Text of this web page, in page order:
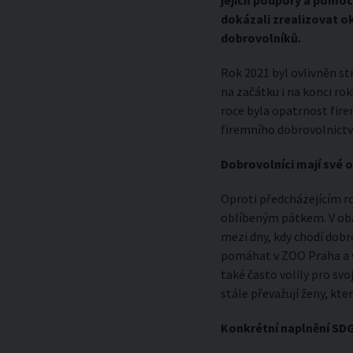
dokázali zrealizovat
dobrovolníků.
Rok 2021 byl ovlivněn
na začátku i na konci
roce byla opatrnost
firemního
Dobrovolníci mají své
Oproti předcházejícím
oblíbeným pátkem. V
mezi dny, kdy chodí
pomáhat v ZOO Praha
také často volily pro
stále převažují ženy,
Konkrétní naplnění